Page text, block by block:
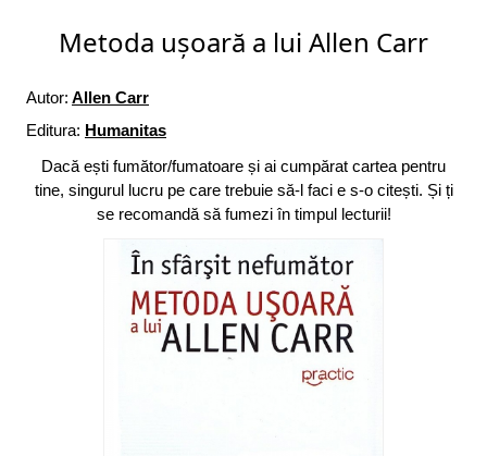
Metoda ușoară a lui Allen Carr
Autor: Allen Carr
Editura: Humanitas
Dacă ești fumător/fumatoare și ai cumpărat cartea pentru
tine, singurul lucru pe care trebuie să-l faci e s-o citești. Și ți
se recomandă să fumezi în timpul lecturii!